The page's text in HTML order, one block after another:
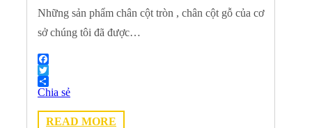
Những sản phẩm chân cột tròn , chân cột gỗ của cơ
sở chúng tôi đã được…
Facebook
Twitter
Chia sẻ
READ MORE